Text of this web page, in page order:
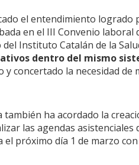
el entendimiento
en el III Convenio laboral
Instituto Catalán de la
dentro del mismo
y concertado la necesidad
también ha acordado la
las agendas
próximo día 1 de marzo